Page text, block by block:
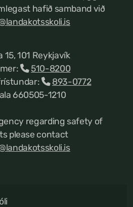
hafið samband við
15, 101 Reykjavík
510-8200
893-0772
660505-1210
regarding safety of
please contact